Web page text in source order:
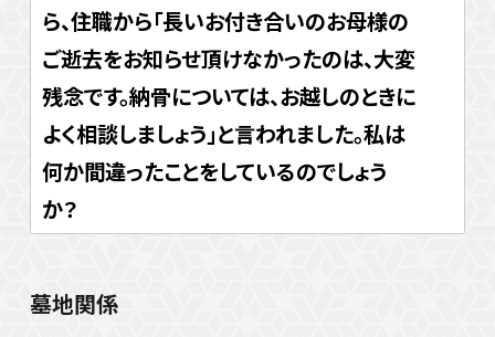
ら、住職から「長いお付き合いのお母様の
ご逝去をお知らせ頂けなかったのは、大変
残念です。納骨については、お越しのときに
よく相談しましょう」と言われました。私は
何か間違ったことをしているのでしょう
か？
墓地関係